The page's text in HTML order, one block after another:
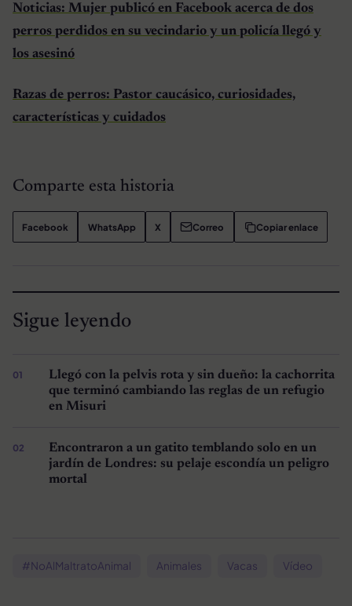
Noticias: Mujer publicó en Facebook acerca de dos
perros perdidos en su vecindario y un policía llegó y
los asesinó
Razas de perros: Pastor caucásico, curiosidades,
características y cuidados
Comparte esta historia
Facebook WhatsApp X Correo Copiar enlace
Sigue leyendo
Llegó con la pelvis rota y sin dueño: la cachorrita
que terminó cambiando las reglas de un refugio
en Misuri
Encontraron a un gatito temblando solo en un
jardín de Londres: su pelaje escondía un peligro
mortal
#NoAlMaltratoAnimal Animales Vacas Vídeo